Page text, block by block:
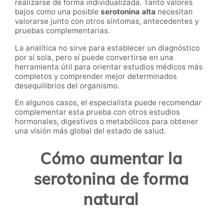
realizarse de forma individualizada. Tanto valores
bajos como una posible serotonina alta necesitan
valorarse junto con otros síntomas, antecedentes y
pruebas complementarias.
La analítica no sirve para establecer un diagnóstico
por sí sola, pero sí puede convertirse en una
herramienta útil para orientar estudios médicos más
completos y comprender mejor determinados
desequilibrios del organismo.
En algunos casos, el especialista puede recomendar
complementar esta prueba con otros estudios
hormonales, digestivos o metabólicos para obtener
una visión más global del estado de salud.
Cómo aumentar la
serotonina de forma
natural